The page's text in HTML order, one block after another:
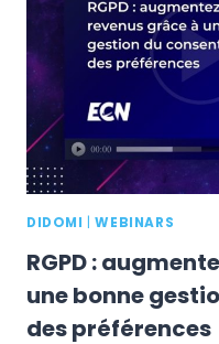
DIDOMI |WEBINARS
RGPD :
une bonne
des préférences